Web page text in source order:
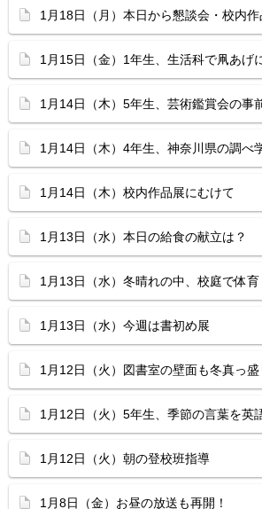
1月18日（月）本日から懇談会・校内
1月15日（金）1年生、生活科で凧あげ
1月14日（木）5年生、芸術鑑賞会の事
1月14日（木）4年生、神奈川県の調べ
1月14日（木）校内作品展にむけて
1月13日（水）本日の給食の献立は？
1月13日（水）冬晴れの中、校庭で体育
1月13日（水）今週は書初め展
1月12日（火）図書室の壁面も冬真っ盛
1月12日（火）5年生、季節の言葉を英
1月12日（火）朝の登校班指導
1月8日（金）お昼の放送も再開！